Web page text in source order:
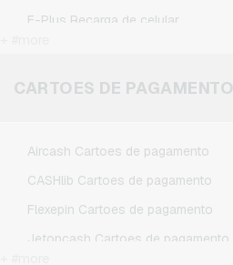
Xbox Live Cartoes de jogos
E-Plus Recarga de celular
Klarmobil Recarga de celular
CARTOES DE PAGAMENTO
Aircash Cartoes de pagamento
CASHlib Cartoes de pagamento
Flexepin Cartoes de pagamento
Jetoncash Cartoes de pagamento